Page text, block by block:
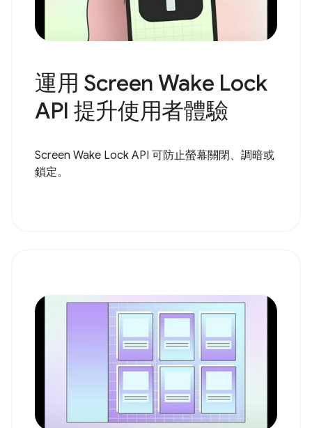
運用 Screen Wake Lock
API 提升使用者體驗
Screen Wake Lock API 可防止螢幕關閉、調暗或
鎖定。